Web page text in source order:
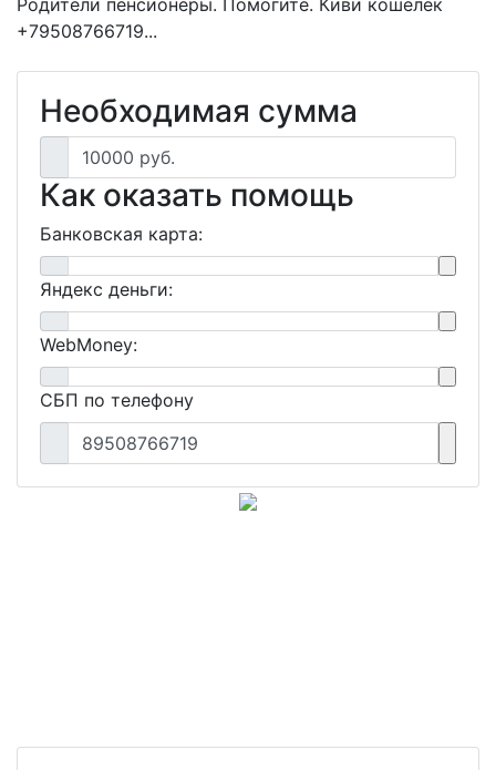
+79508766719...
Необходимая сумма
10000 руб.
Как оказать помощь
Банковская карта:
Яндекс деньги:
WebMoney:
СБП по телефону
89508766719